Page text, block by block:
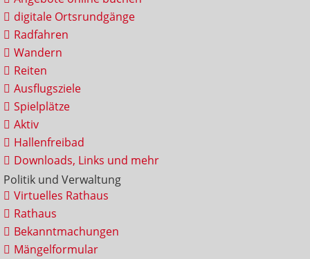
digitale Ortsrundgänge
Radfahren
Wandern
Reiten
Ausflugsziele
Spielplätze
Aktiv
Hallenfreibad
Downloads, Links und mehr
Politik und Verwaltung
Virtuelles Rathaus
Rathaus
Bekanntmachungen
Mängelformular